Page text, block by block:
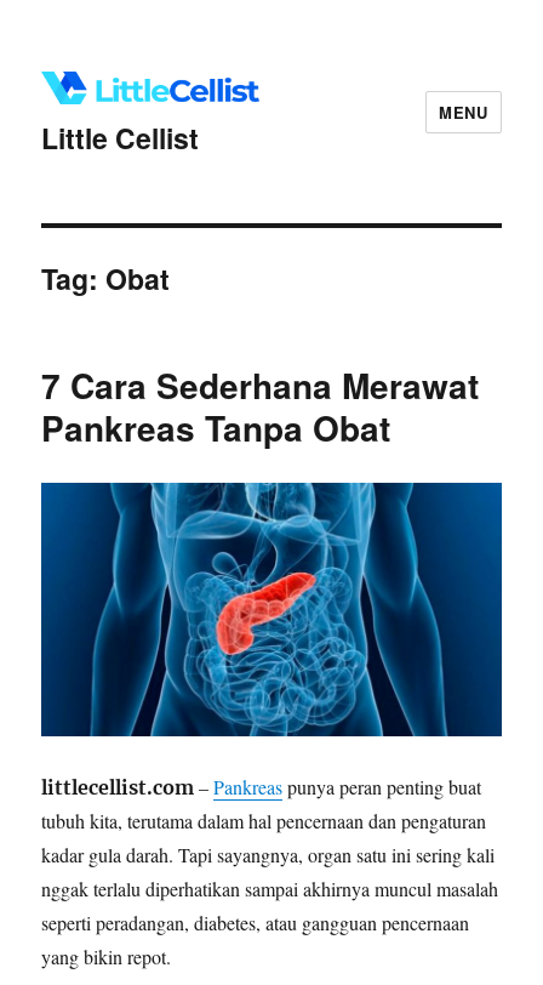
Little Cellist
MENU
Tag: Obat
7 Cara Sederhana Merawat
Pankreas Tanpa Obat
littlecellist.com –Pankreaspunya peran penting buat
tubuh kita, terutama dalam hal pencernaan dan pengaturan
kadar gula darah. Tapi sayangnya, organ satu ini sering kali
nggak terlalu diperhatikan sampai akhirnya muncul masalah
seperti peradangan, diabetes, atau gangguan pencernaan
yang bikin repot.